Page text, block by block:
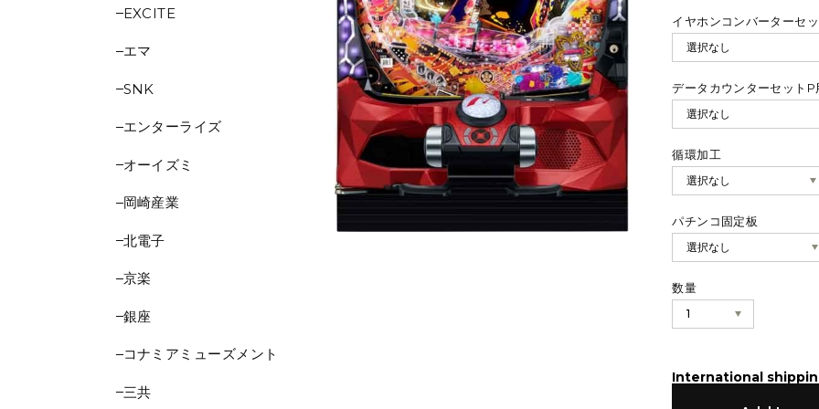
EXCITE
エマ
SNK
エンターライズ
オーイズミ
岡崎産業
北電子
京楽
銀座
コナミアミューズメント
三共
イヤホンコンバーターセ
データカウンターセットP
循環加工
パチンコ固定板
数量
International